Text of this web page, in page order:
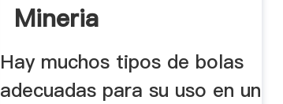
Mineria
Hay muchos tipos de bolas
adecuadas para su uso en un